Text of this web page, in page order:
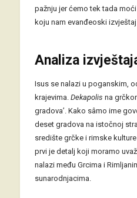
pažnju jer ćemo tek tada
koju nam evanđeoski
Analiza
Isus se nalazi u poganskim,
krajevima. Dekapolis na
gradova’. Kako sâmo ime
deset gradova na istočnoj
središte grčke i rimske
prvi je detalj koji moramo
nalazi među Grcima i
sunarodnjacima.